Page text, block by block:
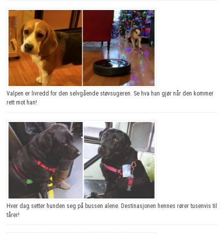
Valpen er livredd for den selvgående støvsugeren. Se hva han gjør når den kommer
rett mot han!
Hver dag setter hunden seg på bussen alene. Destinasjonen hennes rører tusenvis til
tårer!